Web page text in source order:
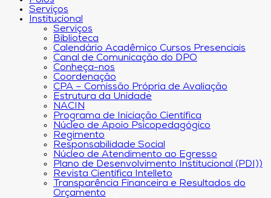
Serviços
Institucional
Serviços
Biblioteca
Calendário Acadêmico Cursos Presenciais
Canal de Comunicação do DPO
Conheça-nos
Coordenação
CPA – Comissão Própria de Avaliação
Estrutura da Unidade
NACIN
Programa de Iniciação Científica
Núcleo de Apoio Psicopedagógico
Regimento
Responsabilidade Social
Núcleo de Atendimento ao Egresso
Plano de Desenvolvimento Institucional (PDI))
Revista Científica Intelleto
Transparência Financeira e Resultados do
Orçamento